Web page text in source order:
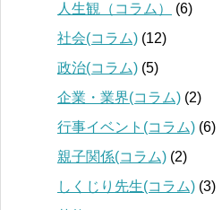
人生観（コラム）
(6)
社会(コラム) (12)
政治(コラム) (5)
企業・業界(コラム) (2)
行事イベント(コラム) (6)
親子関係(コラム) (2)
しくじり先生(コラム) (3)